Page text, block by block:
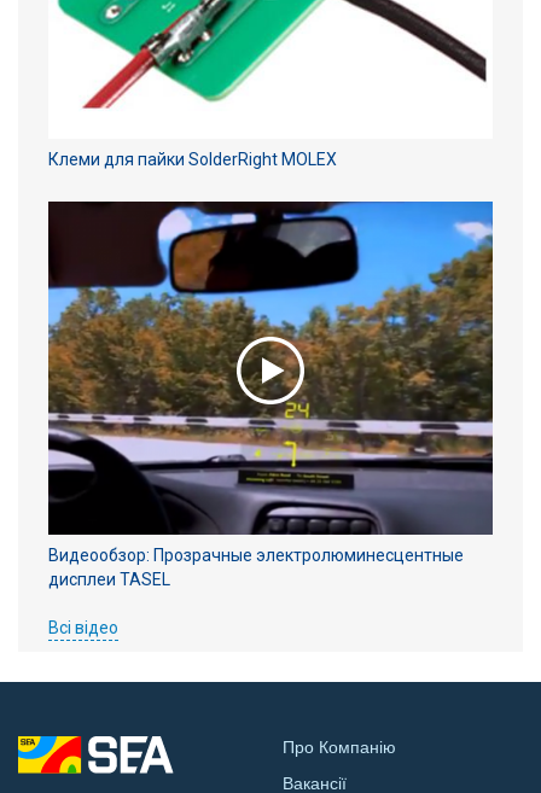
Клеми для пайки SolderRight MOLEX
Видеообзор: Прозрачные электролюминесцентные
дисплеи TASEL
Всі відео
Про Компанію
Вакансії